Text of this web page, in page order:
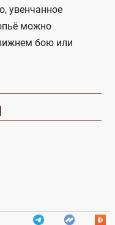
увенчанное
можно
бою или